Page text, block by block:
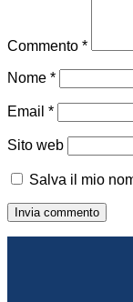
Commento *
Nome *
Email *
Sito web
Salva il mio